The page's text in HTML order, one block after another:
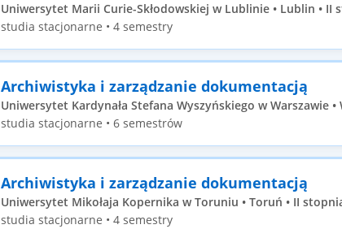
Uniwersytet Marii Curie-Skłodowskiej w Lublinie • Lublin • II
studia stacjonarne • 4 semestry
Archiwistyka i zarządzanie dokumentacją
Uniwersytet Kardynała Stefana Wyszyńskiego w Warszawie •
studia stacjonarne • 6 semestrów
Archiwistyka i zarządzanie dokumentacją
Uniwersytet Mikołaja Kopernika w Toruniu • Toruń • II
studia stacjonarne • 4 semestry